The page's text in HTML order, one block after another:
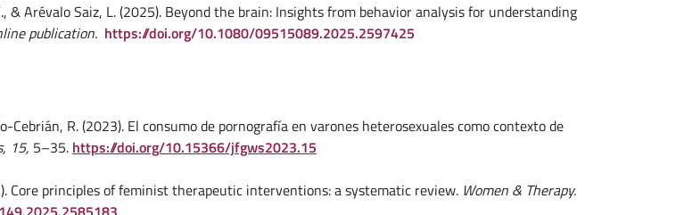
& Arévalo Saiz, L. (2025). Beyond the brain: Insights from behavior analysis for understanding
publication. https://doi.org/10.1080/09515089.2025.2597425
Cebrián, R. (2023). El consumo de pornografía en varones heterosexuales como contexto de
15, 5–35. https://doi.org/10.15366/jfgws2023.15
Core principles of feminist therapeutic interventions: a systematic review. Women & Therapy.